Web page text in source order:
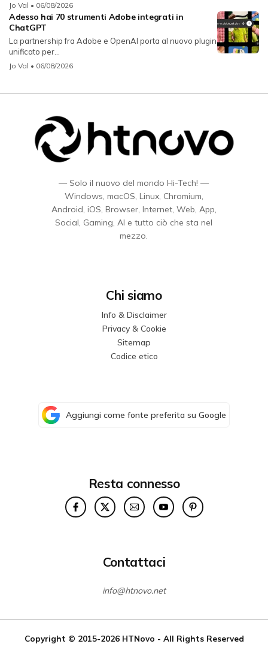
Jo Val • 06/08/2026
Adesso hai 70 strumenti Adobe integrati in
ChatGPT
La partnership fra Adobe e OpenAI porta al nuovo plugin
unificato per...
Jo Val • 06/08/2026
— Solo il nuovo del mondo Hi-Tech! —
Windows, macOS, Linux, Chromium,
Android, iOS, Browser, Internet, Web, App,
Social, Gaming, AI e tutto ciò che sta nel
mezzo.
Chi siamo
Info & Disclaimer
Privacy & Cookie
Sitemap
Codice etico
Aggiungi come fonte preferita su Google
Resta connesso
Contattaci
info@htnovo.net
Copyright © 2015-2026 HTNovo - All Rights Reserved